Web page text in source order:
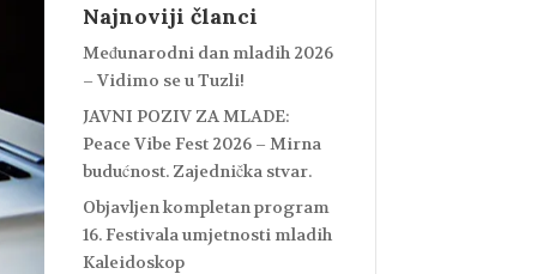
Najnoviji članci
Međunarodni dan mladih 2026
– Vidimo se u Tuzli!
JAVNI POZIV ZA MLADE:
Peace Vibe Fest 2026 – Mirna
budućnost. Zajednička stvar.
Objavljen kompletan program
16. Festivala umjetnosti mladih
Kaleidoskop